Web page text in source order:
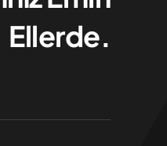
Ellerde.